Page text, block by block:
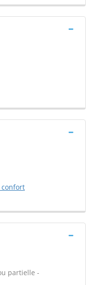
confort
partielle -